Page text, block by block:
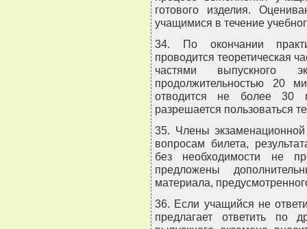
готового изделия.
учащимися в течение
34. По окончании
проводится теоретическая
частями выпускного
продолжительностью 20
отводится не более 30
разрешается пользоваться
35. Члены
вопросам билета,
без необходимости не
предложены
материала,
36. Если учащийся не
предлагает ответить по